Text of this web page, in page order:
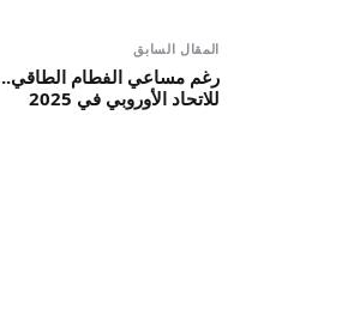
المقال السابق
رغم مساعي الفطام الطاقي..
للاتحاد الأوروبي في 2025